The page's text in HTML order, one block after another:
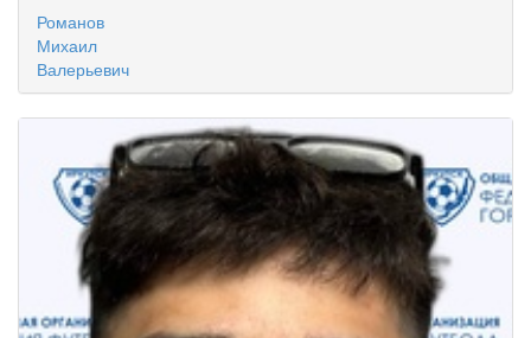
Романов
Михаил
Валерьевич